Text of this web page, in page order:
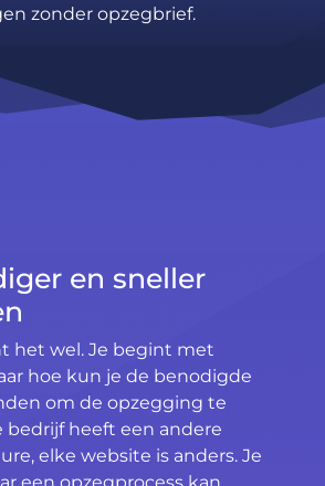
zonder opzegbrief.
en sneller
het wel. Je begint met
hoe kun je de benodigde
om de opzegging te
bedrijf heeft een andere
elke website is anders. Je